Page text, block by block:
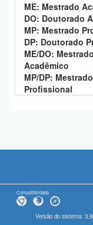
ME: Mestrado
DO:
MP: Mestrado
DP: Doutorado
ME/DO:
Acadêmico
MP/DP:
Profissional
Compatibilidade
Versão do sistema: